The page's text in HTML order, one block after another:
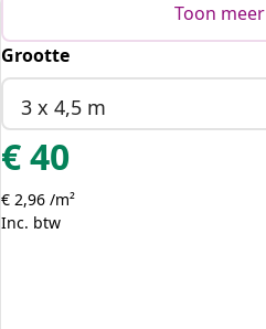
Oranje
Oranje
en bruin
Toon meer
Grootte
3 x 4,5 m
€40
€ 2,96 /m²
Inc. btw